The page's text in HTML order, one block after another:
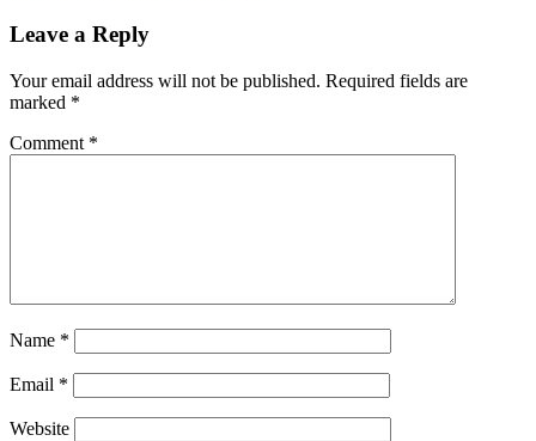
Leave a Reply
Your email address will not be published. Required fields are
marked *
Comment *
Name *
Email *
Website